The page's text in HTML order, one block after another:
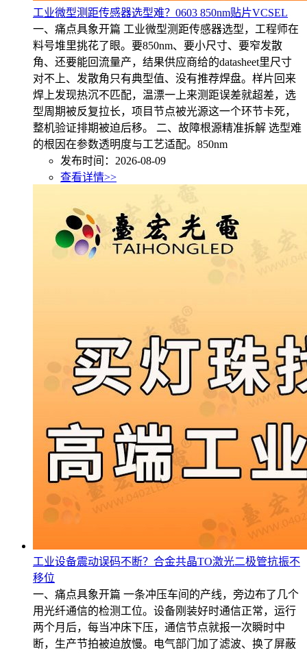
工业微型测距传感器选型难？0603 850nm贴片VCSEL
一、痛点具象开篇 工业微型测距传感器选型，工程师在
料号堆里挑花了眼。要850nm、要小尺寸、要窄发散
角、还要能回流量产，结果供应商给的datasheet里尺寸
对不上、发散角只有典型值、没有推荐焊盘。样片回来
焊上发现热沉不匹配，温漂一上来测距误差就超差，选
型周期被反复拉长，项目节点被光源这一个环节卡死，
整机验证排期被迫后移。 二、故障根源精准拆解 选型难
的根因在参数透明度与工艺适配。850nm
发布时间：2026-08-09
查看详情>>
工业设备震动误码不断？合金共晶TO激光二极管抗振不
移位
一、痛点具象开篇 一条冲压车间的产线，旁边布了几个
用光纤通信的检测工位。设备刚装好时通信正常，运行
两个月后，每当冲床下压，通信节点就报一次瞬时中
断，生产节拍被迫放慢。电气部门加了滤波、换了屏蔽